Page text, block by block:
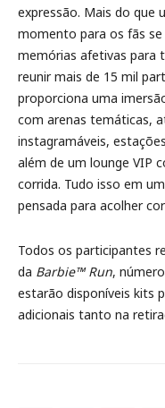
expressão. Mais do que
momento para os fãs
memórias afetivas para
reunir mais de 15 mil
proporciona uma
com arenas temáticas,
instagramáveis,
além de um lounge VIP
corrida. Tudo isso em
pensada para acolher
Todos os participantes
da Barbie™ Run,
estarão disponíveis kits
adicionais tanto na